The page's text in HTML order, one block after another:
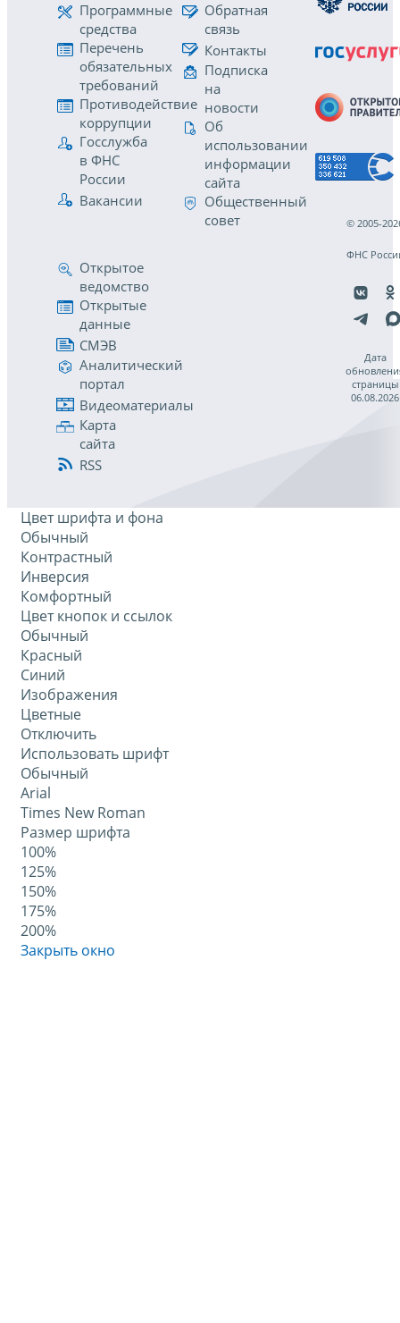
Программные
средства
Перечень
обязательных
требований
Противодействие
коррупции
Госслужба
в ФНС
России
Вакансии
Обратная
связь
Контакты
Подписка
на
новости
Об
использовании
информации
сайта
Общественный
совет
Открытое
ведомство
Открытые
данные
СМЭВ
Аналитический
портал
Видеоматериалы
Карта
сайта
RSS
© 2005-
ФНС
Дата
страницы
06.08.2026
Цвет шрифта и фона
Обычный
Контрастный
Инверсия
Комфортный
Цвет кнопок и ссылок
Обычный
Красный
Синий
Изображения
Цветные
Отключить
Использовать шрифт
Обычный
Arial
Times New Roman
Размер шрифта
100%
125%
150%
175%
200%
Закрыть окно